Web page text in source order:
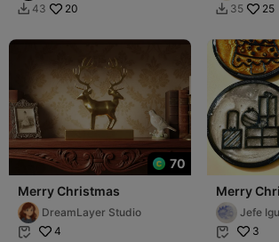
 43 20  35 25
70
Merry Christmas
DreamLayer Studio
 4
Merry
Jefe
 3